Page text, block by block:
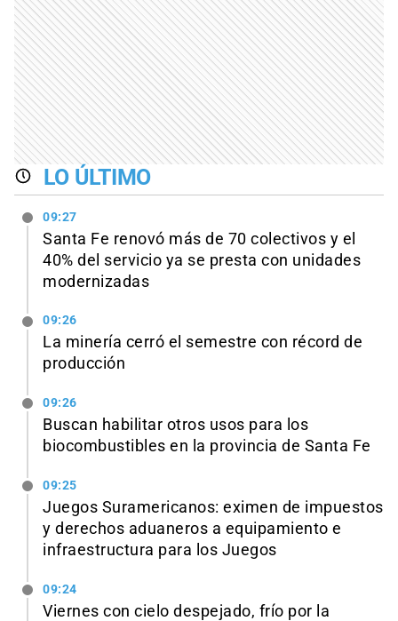
LO ÚLTIMO
09:27
Santa Fe renovó más de 70 colectivos y el
40% del servicio ya se presta con unidades
modernizadas
09:26
La minería cerró el semestre con récord de
producción
09:26
Buscan habilitar otros usos para los
biocombustibles en la provincia de Santa Fe
09:25
Juegos Suramericanos: eximen de impuestos
y derechos aduaneros a equipamiento e
infraestructura para los Juegos
09:24
Viernes con cielo despejado, frío por la